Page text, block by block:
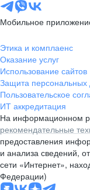
Мобильное
Этика и комплаенс
Оказание услуг
Использование сайтов
Защита персональных
Пользовательское
ИТ аккредитация
На информационном
рекомендательные
предоставления
и анализа сведений,
сети «Интернет»,
Федерации)